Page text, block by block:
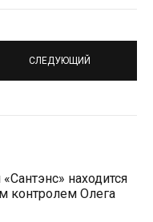
СЛЕДУЮЩИЙ
находится
контролем Олега